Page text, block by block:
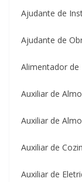
Ajudante de
Ajudante de
Alimentador de
Auxiliar de
Auxiliar de
Auxiliar de
Auxiliar de